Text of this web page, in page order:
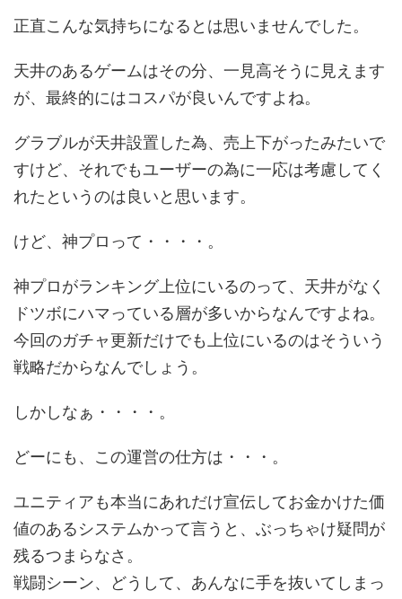
正直こんな気持ちになるとは思いませんでした。
天井のあるゲームはその分、一見高そうに見えます
が、最終的にはコスパが良いんですよね。
グラブルが天井設置した為、売上下がったみたいで
すけど、それでもユーザーの為に一応は考慮してく
れたというのは良いと思います。
けど、神プロって・・・・。
神プロがランキング上位にいるのって、天井がなく
ドツボにハマっている層が多いからなんですよね。
今回のガチャ更新だけでも上位にいるのはそういう
戦略だからなんでしょう。
しかしなぁ・・・・。
どーにも、この運営の仕方は・・・。
ユニティアも本当にあれだけ宣伝してお金かけた価
値のあるシステムかって言うと、ぶっちゃけ疑問が
残るつまらなさ。
戦闘シーン、どうして、あんなに手を抜いてしまっ